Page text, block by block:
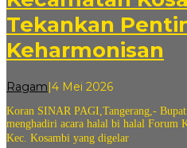
Tekankan
Keharmonisan
Ragam|4 Mei 2026oleh
sovian
Koran SINAR PAGI,Tangerang,-
menghadiri acara halal bi halal
Kec. Kosambi yang digelar